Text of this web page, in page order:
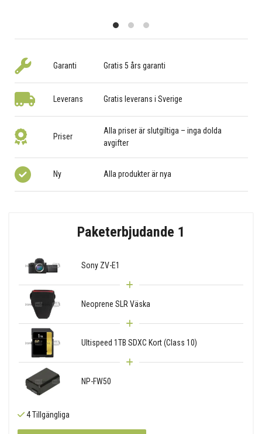
Garanti Gratis 5 års garanti
Leverans Gratis leverans i Sverige
Priser
Alla priser är slutgiltiga – inga dolda
avgifter
Ny Alla produkter är nya
Paketerbjudande 1
Sony ZV-E1
Neoprene SLR Väska
Ultispeed 1TB SDXC Kort (Class 10)
NP-FW50
4 Tillgängliga